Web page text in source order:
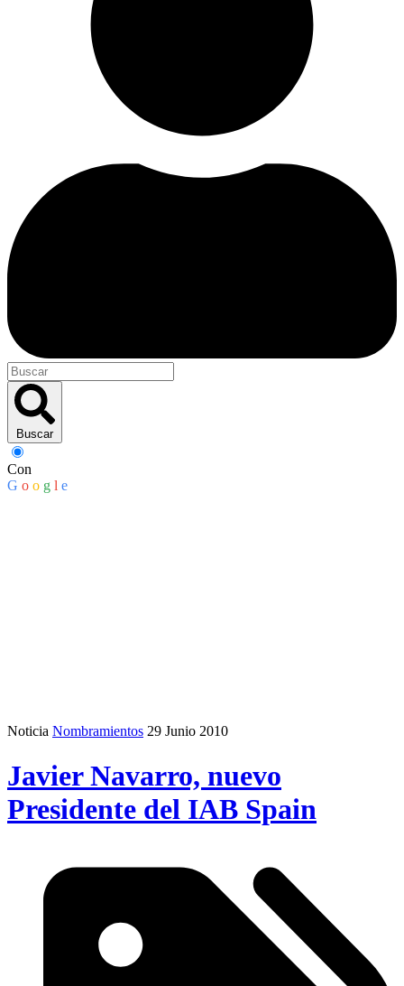
Buscar
Con
G o o g l e
Noticia Nombramientos 29 Junio 2010
Javier Navarro, nuevo
Presidente del IAB Spain